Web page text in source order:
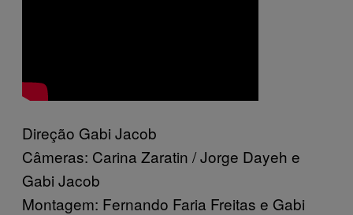
Direção Gabi Jacob
Câmeras: Carina Zaratin / Jorge Dayeh e
Gabi Jacob
Montagem: Fernando Faria Freitas e Gabi